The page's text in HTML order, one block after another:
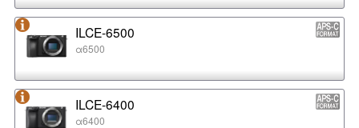
ILCE-6500
α6500
ILCE-6400
α6400